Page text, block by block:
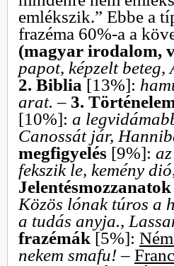
emlékszik.” Ebbe a
frazéma 60%-a a
(magyar irodalom,
papot, képzelt beteg,
2. Biblia [13%]:
arat. – 3.
[10%]: a
Canossát jár,
megfigyelés [9%]:
fekszik le, kemény
Jelentésmozzanatok
Közös lónak túros a
a tudás anyja.,
frazémák [5%]:
nekem smafu!–